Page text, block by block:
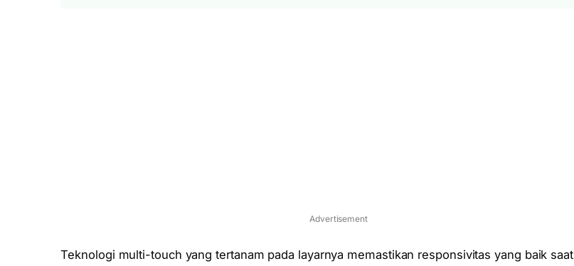
Advertisement
Teknologi multi-touch yang tertanam pada layarnya memastikan responsivitas yang baik saat